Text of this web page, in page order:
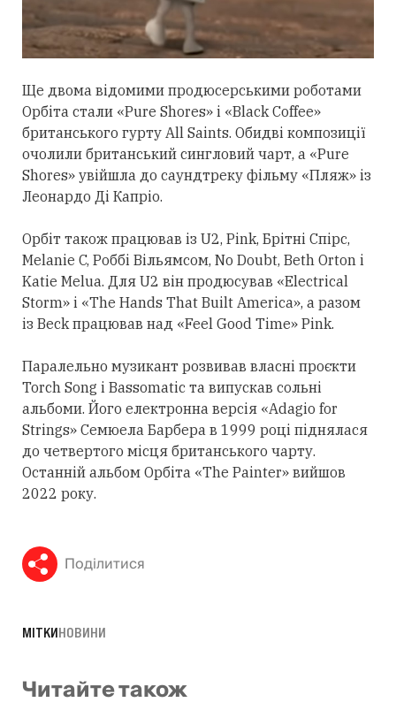
Ще двома відомими продюсерськими роботами
Орбіта стали «Pure Shores» і «Black Coffee»
британського гурту All Saints. Обидві композиції
очолили британський сингловий чарт, а «Pure
Shores» увійшла до саундтреку фільму «Пляж» із
Леонардо Ді Капріо.
Орбіт також працював із U2, Pink, Брітні Спірс,
Melanie C, Роббі Вільямсом, No Doubt, Beth Orton і
Katie Melua. Для U2 він продюсував «Electrical
Storm» і «The Hands That Built America», а разом
із Beck працював над «Feel Good Time» Pink.
Паралельно музикант розвивав власні проєкти
Torch Song і Bassomatic та випускав сольні
альбоми. Його електронна версія «Adagio for
Strings» Семюела Барбера в 1999 році піднялася
до четвертого місця британського чарту.
Останній альбом Орбіта «The Painter» вийшов
2022 року.
Поділитися
МІТКИНОВИНИ
Читайте також